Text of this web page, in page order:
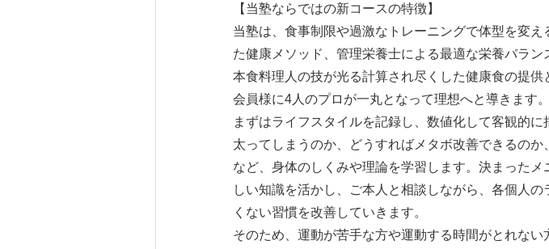
【当塾ならではの新コースの特徴】
当塾は、食事制限や過激なトレーニングで体型を変
た健康メソッド、管理栄養士による最適な栄養バラ
本食料理人の技が光る計算され尽くした健康食の提
会員様に4人のプロが一丸となって理想へと導きます。
まずはライフスタイルを記録し、数値化して客観的
太ってしまうのか、どうすればメタボ改善できるの
など、身体のしくみや理論を学習します。決まった
しい知識を活かし、ご本人と相談しながら、各個人
くない習慣を改善していきます。
そのため、運動が苦手な方や運動する時間がとれな
English